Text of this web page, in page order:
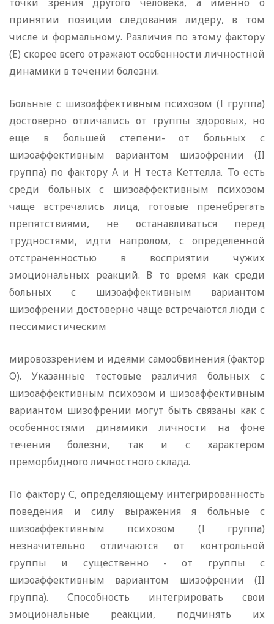
принятии позиции следования лидеру, в том
числе и формальному. Различия по этому фактору
(E) скорее всего отражают особенности личностной
динамики в течении болезни.
Больные с шизоаффективным психозом (I группа)
достоверно отличались от группы здоровых, но
еще в большей степени- от больных с
шизоаффективным вариантом шизофрении (II
группа) по фактору А и H теста Кеттелла. То есть
среди больных с шизоаффективным психозом
чаще встречались лица, готовые пренебрегать
препятствиями, не останавливаться перед
трудностями, идти напролом, с определенной
отстраненностью в восприятии чужих
эмоциональных реакций. В то время как среди
больных с шизоаффективным вариантом
шизофрении достоверно чаще встречаются люди с
пессимистическим
мировоззрением и идеями самообвинения (фактор
О). Указанные тестовые различия больных с
шизоаффективным психозом и шизоаффективным
вариантом шизофрении могут быть связаны как с
особенностями динамики личности на фоне
течения болезни, так и с характером
преморбидного личностного склада.
По фактору С, определяющему интегрированность
поведения и силу выражения я больные с
шизоаффективным психозом (I группа)
незначительно отличаются от контрольной
группы и существенно - от группы с
шизоаффективным вариантом шизофрении (II
группа). Способность интегрировать свои
эмоциональные реакции, подчинять их